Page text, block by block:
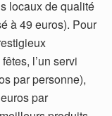
locaux de qualité
à 49 euros). Pour
l’un servi
par personne),
par